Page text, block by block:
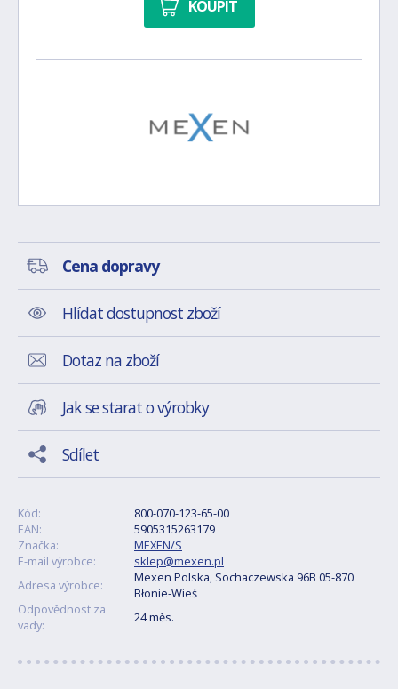
KOUPIT
Cena dopravy
Hlídat dostupnost zboží
Dotaz na zboží
Jak se starat o výrobky
Sdílet
Kód:
800-070-123-65-00
EAN:
5905315263179
Značka:
MEXEN/S
E-mail výrobce:
sklep@mexen.pl
Adresa výrobce:
Mexen Polska, Sochaczewska 96B 05-870
Błonie-Wieś
Odpovědnost za
vady:
24 měs.